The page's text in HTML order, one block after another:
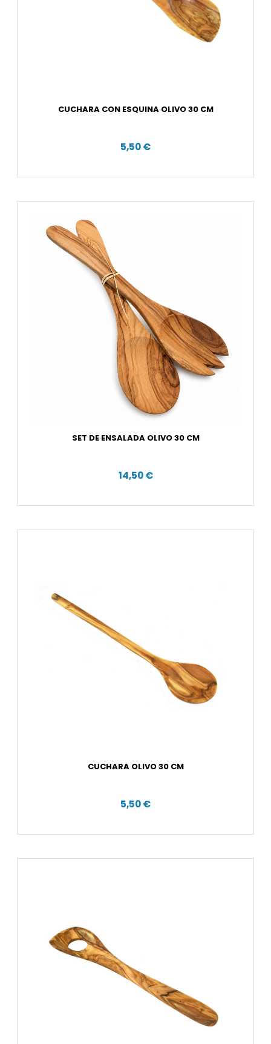
CUCHARA CON ESQUINA OLIVO 30 CM
5,50 €
SET DE ENSALADA OLIVO 30 CM
14,50 €
CUCHARA OLIVO 30 CM
5,50 €